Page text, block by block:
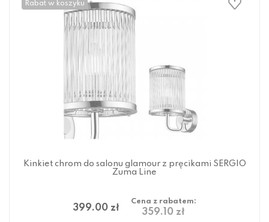
Rabat w koszyku
Kinkiet chrom do salonu glamour z pręcikami SERGIO
Zuma Line
399.00 zł
Cena z rabatem:
359.10 zł